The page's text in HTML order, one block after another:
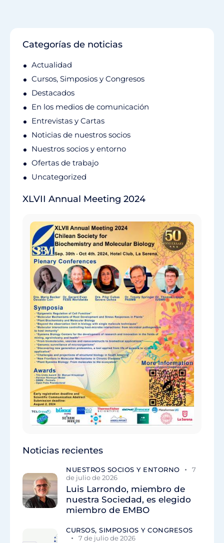
Categorías de noticias
Actualidad
Cursos, Simposios y Congresos
Destacados
En los medios de comunicación
Entrevistas y Cartas
Noticias de nuestros socios
Nuestros socios y entorno
Ofertas de trabajo
Uncategorized
XLVII Annual Meeting 2024
Noticias recientes
NUESTROS SOCIOS Y ENTORNO
7
de julio de 2026
Luis Larrondo, miembro de
nuestra Sociedad, es elegido
miembro de EMBO
CURSOS, SIMPOSIOS Y CONGRESOS
7 de julio de 2026